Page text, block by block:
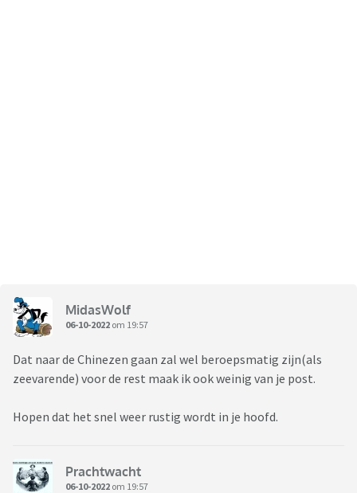
MidasWolf
06-10-2022 om 19:57
Dat naar de Chinezen gaan zal wel beroepsmatig zijn(als
zeevarende) voor de rest maak ik ook weinig van je post.
Hopen dat het snel weer rustig wordt in je hoofd.
Prachtwacht
06-10-2022 om 19:57